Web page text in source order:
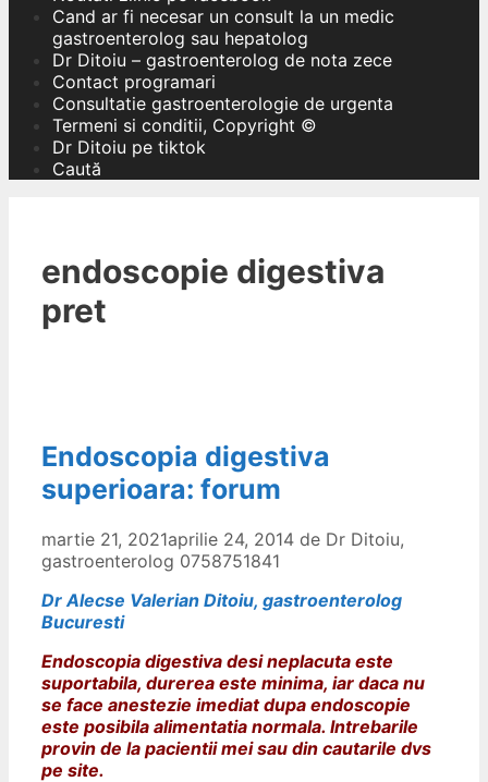
Cand ar fi necesar un consult la un medic
gastroenterolog sau hepatolog
Dr Ditoiu – gastroenterolog de nota zece
Contact programari
Consultatie gastroenterologie de urgenta
Termeni si conditii, Copyright ©
Dr Ditoiu pe tiktok
Caută
endoscopie digestiva
pret
Endoscopia digestiva
superioara: forum
martie 21, 2021aprilie 24, 2014 de Dr Ditoiu,
gastroenterolog 0758751841
Dr Alecse Valerian Ditoiu, gastroenterolog
Bucuresti
Endoscopia digestiva desi neplacuta este
suportabila, durerea este minima, iar daca nu
se face anestezie imediat dupa endoscopie
este posibila alimentatia normala. Intrebarile
provin de la pacientii mei sau din cautarile dvs
pe site.